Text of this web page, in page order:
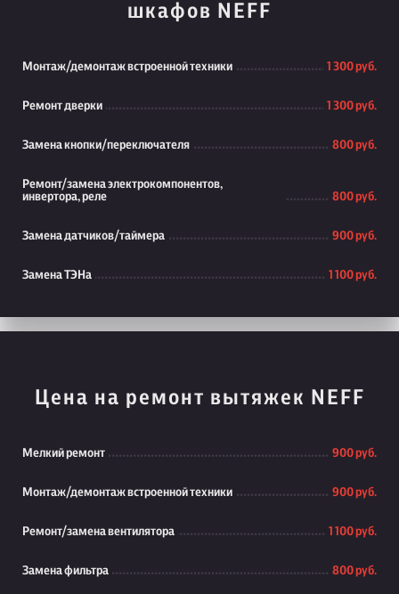
шкафов NEFF
Монтаж/демонтаж встроенной техники 1 300 руб.
Ремонт дверки 1 300 руб.
Замена кнопки/переключателя 800 руб.
Ремонт/замена электрокомпонентов,
инвертора, реле
800 руб.
Замена датчиков/таймера 900 руб.
Замена ТЭНа 1 100 руб.
Цена на ремонт вытяжек NEFF
Мелкий ремонт 900 руб.
Монтаж/демонтаж встроенной техники 900 руб.
Ремонт/замена вентилятора 1 100 руб.
Замена фильтра 800 руб.